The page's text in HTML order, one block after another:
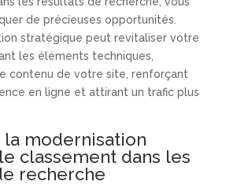
de précieuses opportunités.
stratégique peut revitaliser votre
les éléments techniques,
contenu de votre site, renforçant
en ligne et attirant un trafic plus
modernisation
classement dans les
recherche